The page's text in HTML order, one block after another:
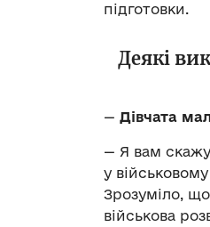
підготовки.
Деякі
— Дівчата
— Я вам
у
Зрозуміло,
військова